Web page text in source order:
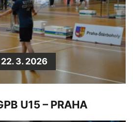
22. 3. 2026
U15 – PRAHA